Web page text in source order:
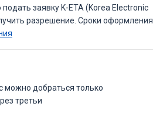
заявку K-ETA (Korea Electronic
разрешение. Сроки оформления
можно добраться только
третьи